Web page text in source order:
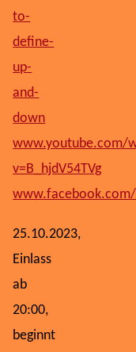
to-
define-
up-
and-
down
www.youtube.com/
v=B_hjdV54TVg
25.10.2023,
Einlass
ab
20:00,
beginnt